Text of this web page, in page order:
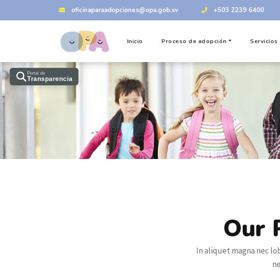
oficinaparaadopciones@opa.gob.sv +503 2239 6400
Inicio Proceso de adopción Servicios
Our
In aliquet magna nec
Portal de
Transparencia